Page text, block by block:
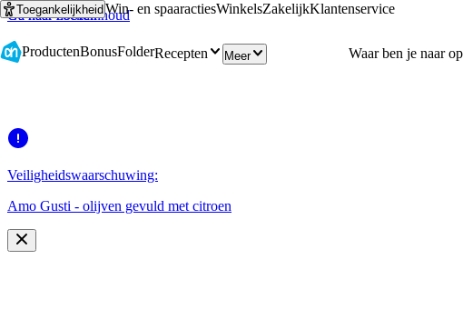
Ga naar hoofdinhoud
Ga naar zoeken
ToegankelijkheidWin- en spaaractiesWinkelsZakelijkKlantenservice
ProductenBonusFolderRecepten Meer
Veiligheidswaarschuwing:
Amo Gusti - olijven gevuld met citroen